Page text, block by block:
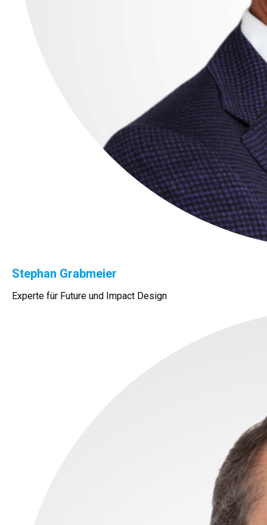
Stephan Grabmeier
Experte für Future und Impact Design